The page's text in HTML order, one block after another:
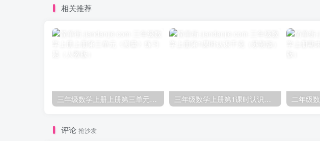
相关推荐
三年级数学上册上册第三单元《测量》练习题（人教版） 三年级数学上册第1课时认识千克（苏教版）
评论 抢沙发